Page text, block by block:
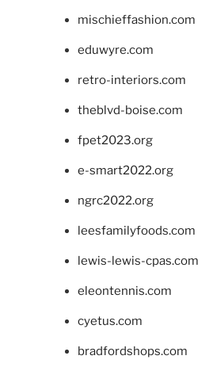
mischieffashion.com
eduwyre.com
retro-interiors.com
theblvd-boise.com
fpet2023.org
e-smart2022.org
ngrc2022.org
leesfamilyfoods.com
lewis-lewis-cpas.com
eleontennis.com
cyetus.com
bradfordshops.com